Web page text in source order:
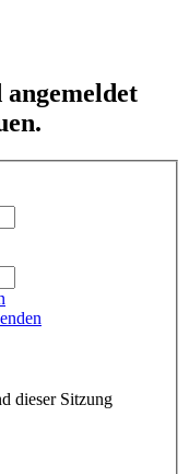
dieser Sitzung